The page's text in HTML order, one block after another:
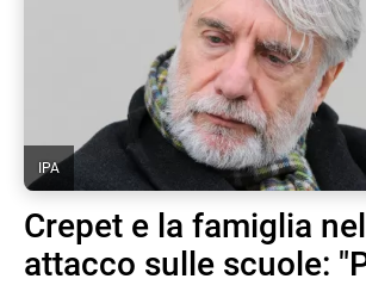
IPA
Crepet e la famiglia
attacco sulle scuole: